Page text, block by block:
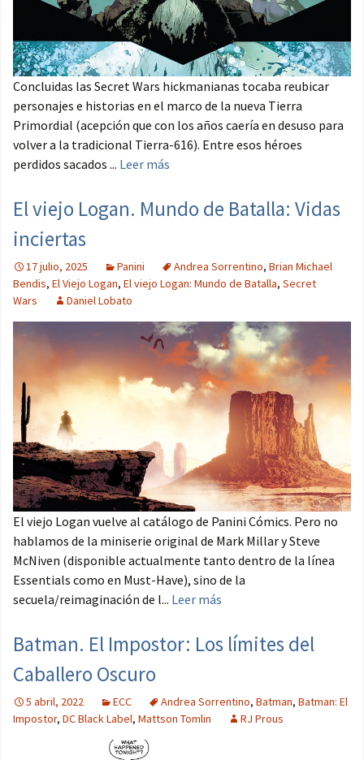
Concluidas las Secret Wars hickmanianas tocaba reubicar
personajes e historias en el marco de la nueva Tierra
Primordial (acepción que con los años caería en desuso para
volver a la tradicional Tierra-616). Entre esos héroes
perdidos sacados ... Leer más
El viejo Logan. Mundo de Batalla: Vidas
inciertas
17 julio, 2025 Panini Andrea Sorrentino, Brian Michael
Bendis, El Viejo Logan, El viejo Logan: Mundo de Batalla, Secret
Wars
Daniel Lobato
El viejo Logan vuelve al catálogo de Panini Cómics. Pero no
hablamos de la miniserie original de Mark Millar y Steve
McNiven (disponible actualmente tanto dentro de la línea
Essentials como en Must-Have), sino de la
secuela/reimaginación de l... Leer más
Batman. El Impostor: Los límites del
Caballero Oscuro
5 abril, 2022 ECC Andrea Sorrentino, Batman, Batman: El
Impostor, DC Black Label, Mattson Tomlin RJ Prous